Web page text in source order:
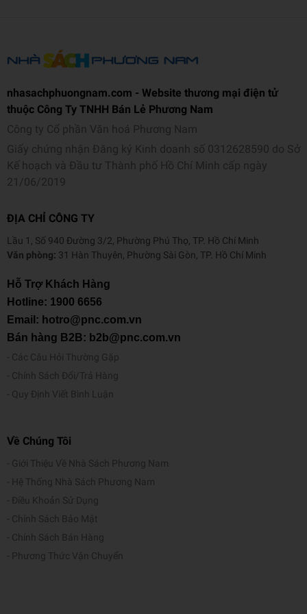
‘Blissfully funny’ The i
‘Told with all of Kelk’s trademark humour and warmth,Love
Me Do is an essential holiday read’Red
‘Lindsey’s books make the ideal summer read’
Home
‘A funny, heartwarming romcom … will whip you up into a
dalliance of your own’
‘A perfect summer read’Closer
nhasachphuongnam.com - Website thương mại điện tử
thuộc Công Ty TNHH Bán Lẻ Phương Nam
Công ty Cổ phần Văn hoá Phương Nam
Giấy chứng nhận Đăng ký Kinh doanh số 0312628590 do Sở
Kế hoạch và Đầu tư Thành phố Hồ Chí Minh cấp ngày
21/06/2019
ĐỊA CHỈ CÔNG TY
Lầu 1, Số 940 Đường 3/2, Phường Phú Thọ, TP. Hồ Chí Minh
Văn phòng: 31 Hàn Thuyên, Phường Sài Gòn, TP. Hồ Chí Minh
Hỗ Trợ Khách Hàng
Hotline: 1900 6656
Email: hotro@pnc.com.vn
Bán hàng B2B: b2b@pnc.com.vn
Các Câu Hỏi Thường Gặp
Chính Sách Đổi/Trả Hàng
Quy Định Viết Bình Luận
Về Chúng Tôi
Giới Thiệu Về Nhà Sách Phương Nam
Hệ Thống Nhà Sách Phương Nam
Điều Khoản Sử Dụng
Chính Sách Bảo Mật
Chính Sách Bán Hàng
Phương Thức Vận Chuyển